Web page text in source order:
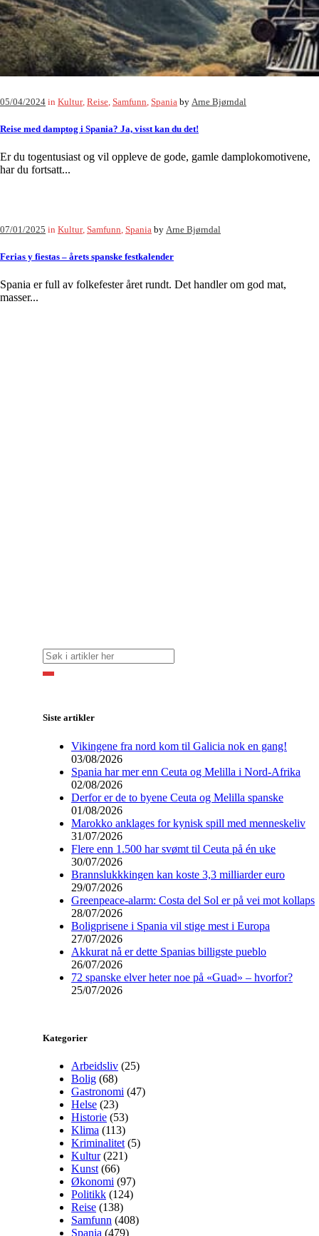
05/04/2024 in Kultur, Reise Samfunn Spania by Arne Bjørndal
Reise med damptog i Spania? Ja, visst kan du det!
Er du togentusiast og vil oppleve de gode, gamle damplokomotivene,
har du fortsatt...
07/01/2025 in Kultur, Samfunn, Spania by Arne Bjørndal
Ferias y fiestas – årets spanske festkalender
Spania er full av folkefester året rundt. Det handler om god mat,
masser...
Siste artikler
Vikingene fra nord kom til Galicia nok en gang!
03/08/2026
Spania har mer enn Ceuta og Melilla i Nord-Afrika
02/08/2026
Derfor er de to byene Ceuta og Melilla spanske
01/08/2026
Marokko anklages for kynisk spill med menneskeliv
31/07/2026
Flere enn 1.500 har svømt til Ceuta på én uke
30/07/2026
Brannslukkkingen kan koste 3,3 milliarder euro
29/07/2026
Greenpeace-alarm: Costa del Sol er på vei mot kollaps
28/07/2026
Boligprisene i Spania vil stige mest i Europa
27/07/2026
Akkurat nå er dette Spanias billigste pueblo
26/07/2026
72 spanske elver heter noe på «Guad» – hvorfor?
25/07/2026
Kategorier
Arbeidsliv (25)
Bolig (68)
Gastronomi (47)
Helse (23)
Historie (53)
Klima (113)
Kriminalitet (5)
Kultur(221)
Kunst (66)
Økonomi (97)
Politikk (124)
Reise (138)
Samfunn (408)
Spania (479)